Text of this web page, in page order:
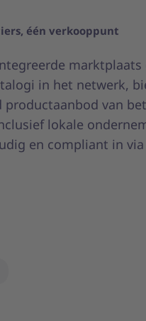
één verkooppunt
marktplaats
in het netwerk,
productaanbod van
lokale
en compliant in via